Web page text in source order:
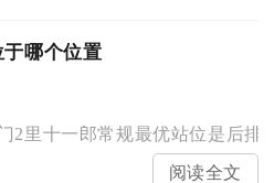
哪个位置
2里十一郎常规最优站位是后排
阅读全文